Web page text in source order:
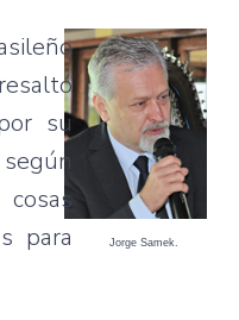
Jorge Samek.
su
para